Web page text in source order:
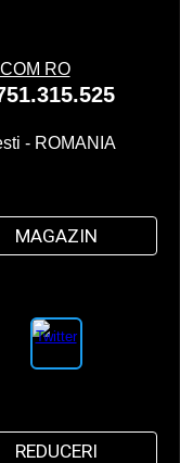
RO
- ROMANIA
MAGAZIN
REDUCERI